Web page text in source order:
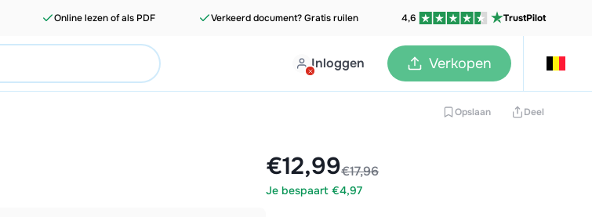
Online lezen of als PDF Verkeerd document? Gratis ruilen 4,6 TrustPilot
Inloggen Verkopen
Opslaan Deel
€12,99€17,96
Je bespaart €4,97